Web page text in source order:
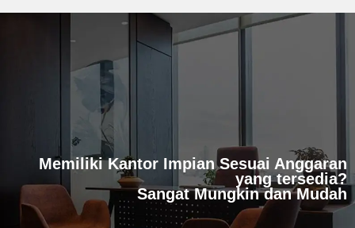
Memiliki Kantor Impian Sesuai Anggaran
yang tersedia?
Sangat Mungkin dan Mudah